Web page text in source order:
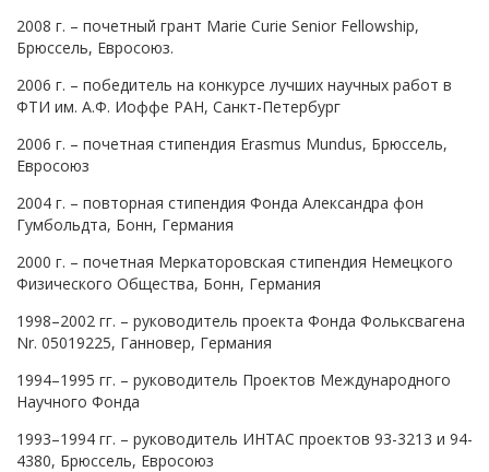
2008 г. – почетный грант Marie Curie Senior Fellowship,
Брюссель, Евросоюз.
2006 г. – победитель на конкурсе лучших научных работ в
ФТИ им. А.Ф. Иоффе РАН, Санкт-Петербург
2006 г. – почетная стипендия Erasmus Mundus, Брюссель,
Евросоюз
2004 г. – повторная стипендия Фонда Александра фон
Гумбольдта, Бонн, Германия
2000 г. – почетная Меркаторовская стипендия Немецкого
Физического Общества, Бонн, Германия
1998–2002 гг. – руководитель проекта Фонда Фольксвагена
Nr. 05019225, Ганновер, Германия
1994–1995 гг. – руководитель Проектов Международного
Научного Фонда
1993–1994 гг. – руководитель ИНТАС проектов 93-3213 и 94-
4380, Брюссель, Евросоюз